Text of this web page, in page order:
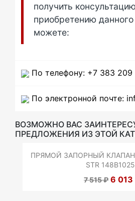
получить
приобретению
можете:
По телефону: +7 383 209
По электронной почте:
ВОЗМОЖНО ВАС
ПРЕДЛОЖЕНИЯ ИЗ ЭТОЙ
ПРЯМОЙ ЗАПОРНЫЙ КЛАПАН
STR
7 515 ₽ 6